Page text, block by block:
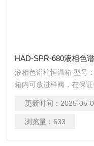
HAD-SPR-680液相色
液相色谱柱恒温箱 型号
箱内可放进样阀，在保
更新时间： 2025-05-
浏览量： 633